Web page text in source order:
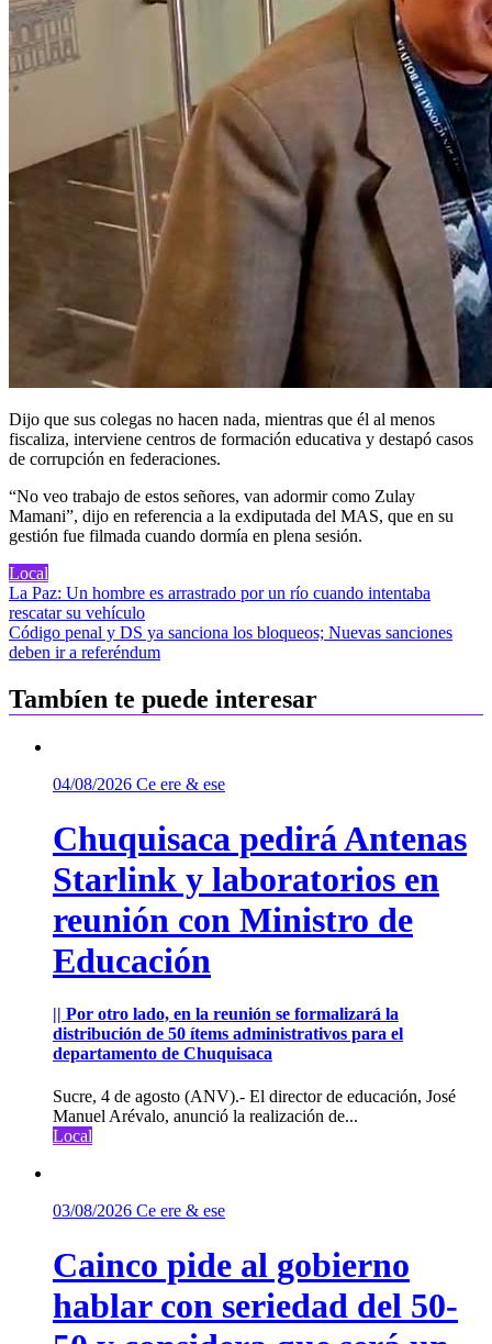
Dijo que sus colegas no hacen nada, mientras que él al menos
fiscaliza, interviene centros de formación educativa y destapó casos
de corrupción en federaciones.
“No veo trabajo de estos señores, van adormir como Zulay
Mamani”, dijo en referencia a la exdiputada del MAS, que en su
gestión fue filmada cuando dormía en plena sesión.
Local
Navegación
de
entradas
La Paz: Un hombre es arrastrado por un río cuando intentaba
rescatar su vehículo
Código penal y DS ya sanciona los bloqueos; Nuevas sanciones
deben ir a referéndum
Tambíen te puede interesar
04/08/2026 Ce ere & ese
Chuquisaca pedirá Antenas
Starlink y laboratorios en
reunión con Ministro de
Educación
|| Por otro lado, en la reunión se formalizará la
distribución de 50 ítems administrativos para el
departamento de Chuquisaca
Sucre, 4 de agosto (ANV).- El director de educación, José
Manuel Arévalo, anunció la realización de...
Local
03/08/2026 Ce ere & ese
Cainco pide al gobierno
hablar con seriedad del 50-